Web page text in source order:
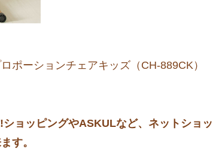
ポーションチェアキッズ（CH-889CK）
ョッピングやASKULなど、ネットショッ
す。